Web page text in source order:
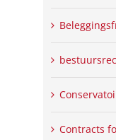
Contracts